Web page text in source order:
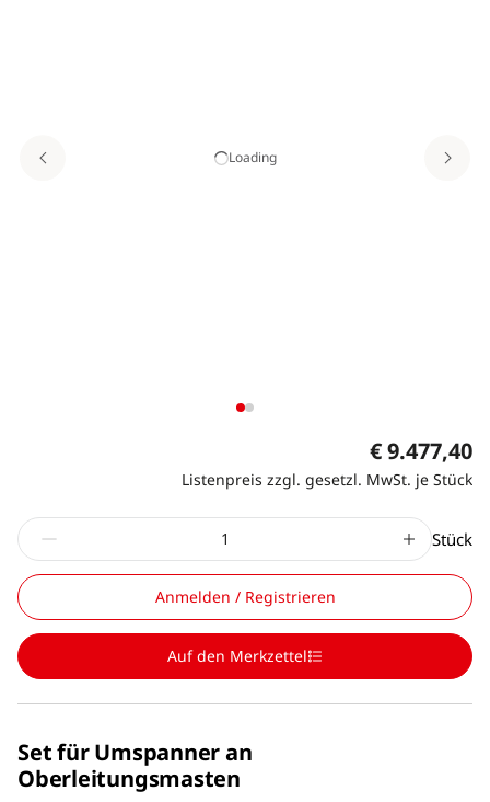
Loading
€ 9.477,40
Listenpreis zzgl. gesetzl. MwSt. je Stück
Stück
Anmelden / Registrieren
Auf den Merkzettel
Set für Umspanner an
Oberleitungsmasten